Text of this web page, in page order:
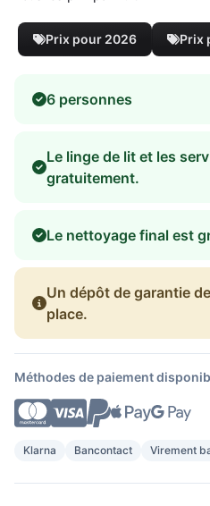
Prix pour 2026 Prix
6 personnes
Le linge de lit et les
gratuitement.
Le nettoyage final est
Un dépôt de garantie de
place.
Méthodes de paiement
Klarna Bancontact Virement